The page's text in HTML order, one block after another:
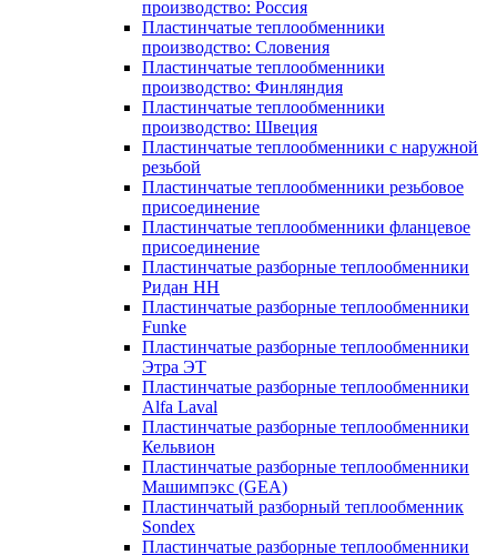
производство: Россия
Пластинчатые теплообменники
производство: Словения
Пластинчатые теплообменники
производство: Финляндия
Пластинчатые теплообменники
производство: Швеция
Пластинчатые теплообменники с наружной
резьбой
Пластинчатые теплообменники резьбовое
присоединение
Пластинчатые теплообменники фланцевое
присоединение
Пластинчатые разборные теплообменники
Ридан НН
Пластинчатые разборные теплообменники
Funke
Пластинчатые разборные теплообменники
Этра ЭТ
Пластинчатые разборные теплообменники
Alfa Laval
Пластинчатые разборные теплообменники
Кельвион
Пластинчатые разборные теплообменники
Машимпэкс (GEA)
Пластинчатый разборный теплообменник
Sondex
Пластинчатые разборные теплообменники